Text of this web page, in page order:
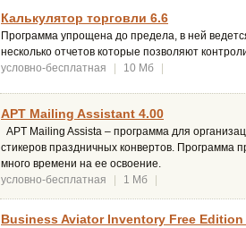
Калькулятор торговли 6.6
Программа упрощена до предела, в ней
несколько отчетов которые позволяют
условно-бесплатная
10 Мб
APT Mailing Assistant 4.00
APT Mailing Assista – программа для
стикеров праздничных конвертов. Программа
много времени на ее освоение.
условно-бесплатная
1 Мб
Business Aviator Inventory Free Edition